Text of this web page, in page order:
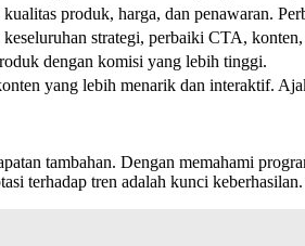
produk, harga, dan penawaran.
strategi, perbaiki CTA, konten,
dengan komisi yang lebih tinggi.
yang lebih menarik dan interaktif.
tambahan. Dengan memahami
terhadap tren adalah kunci keberhasilan.